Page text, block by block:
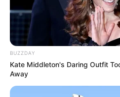
BUZZDAY
Kate Middleton's Daring Outfit
Away